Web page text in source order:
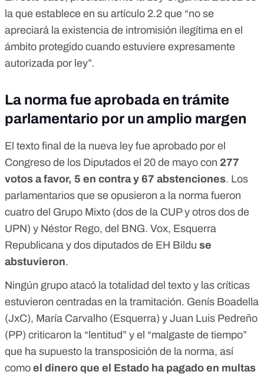
la que establece en su artículo 2.2 que “no se
apreciará la existencia de intromisión ilegítima en el
ámbito protegido cuando estuviere expresamente
autorizada por ley”.
La norma fue aprobada en trámite
parlamentario por un amplio margen
El texto final de la nueva ley fue aprobado por el
Congreso de los Diputados el 20 de mayo con 277
votos a favor, 5 en contra y 67 abstenciones. Los
parlamentarios que se opusieron a la norma fueron
cuatro del Grupo Mixto (dos de la CUP y otros dos de
UPN) y Néstor Rego, del BNG. Vox, Esquerra
Republicana y dos diputados de EH Bildu se
abstuvieron.
Ningún grupo atacó la totalidad del texto y l as críticas
estuvieron centradas en la tramitación. Genís Boadella
(JxC), María Carvalho (Esquerra) y Juan Luis Pedreño
(PP) criticaron la “lentitud” y el “malgaste de tiempo”
que ha supuesto la transposición de la norma, así
como el dinero que el Estado ha pagado en multas